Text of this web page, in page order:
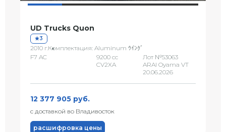
UD Trucks Quon
3
2010 г.Комплектация: Aluminum ｳｲﾝｸﾞ
F7 AC
9200 сс
CV2XA
Лот №53063
ARAI Oyama VT
20.06.2026
12 377 905 руб.
с доставкой во Владивосток
расшифровка цены